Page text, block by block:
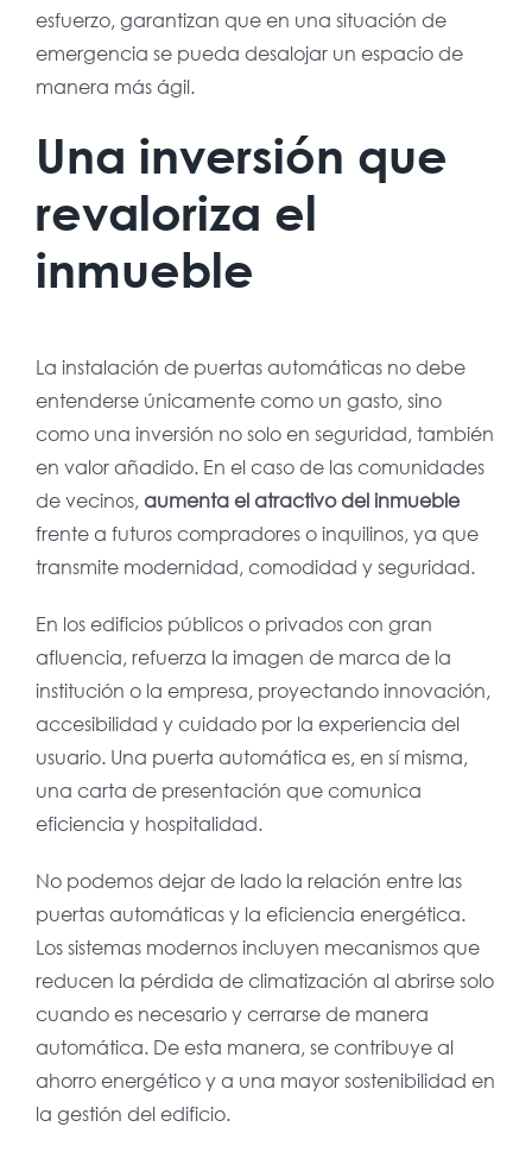
esfuerzo, garantizan que en una situación de
emergencia se pueda desalojar un espacio de
manera más ágil.
Una inversión que
revaloriza el
inmueble
La instalación de puertas automáticas no debe
entenderse únicamente como un gasto, sino
como una inversión no solo en seguridad, también
en valor añadido. En el caso de las comunidades
de vecinos, aumenta el atractivo del inmueble
frente a futuros compradores o inquilinos, ya que
transmite modernidad, comodidad y seguridad.
En los edificios públicos o privados con gran
afluencia, refuerza la imagen de marca de la
institución o la empresa, proyectando innovación,
accesibilidad y cuidado por la experiencia del
usuario. Una puerta automática es, en sí misma,
una carta de presentación que comunica
eficiencia y hospitalidad.
No podemos dejar de lado la relación entre las
puertas automáticas y la eficiencia energética.
Los sistemas modernos incluyen mecanismos que
reducen la pérdida de climatización al abrirse solo
cuando es necesario y cerrarse de manera
automática. De esta manera, se contribuye al
ahorro energético y a una mayor sostenibilidad en
la gestión del edificio.